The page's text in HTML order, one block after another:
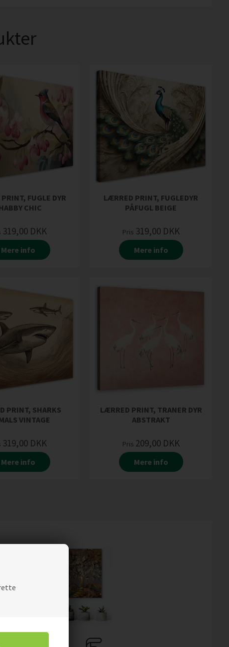
FUGLE DYR
CHIC
319,00 DKK
Mere info
LÆRRED PRINT, FUGLEDYR
PÅFUGL BEIGE
Pris 319,00 DKK
Mere info
PRINT, SHARKS
VINTAGE
319,00 DKK
Mere info
LÆRRED PRINT, TRANER DYR
ABSTRAKT
Pris 209,00 DKK
Mere info